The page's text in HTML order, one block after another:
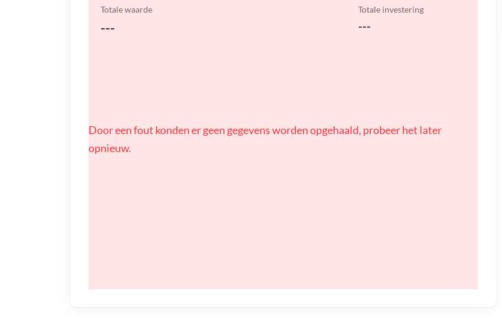
Totale waarde
---
Totale investering
---
Door een fout konden er geen gegevens worden opgehaald, probeer het later
opnieuw.